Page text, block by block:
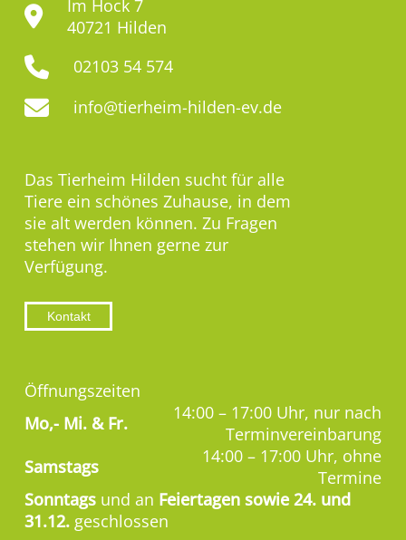
Im Hock 7
40721 Hilden
02103 54 574
info@tierheim-hilden-ev.de
Das Tierheim Hilden sucht für alle
Tiere ein schönes Zuhause, in dem
sie alt werden können. Zu Fragen
stehen wir Ihnen gerne zur
Verfügung.
Kontakt
Öffnungszeiten
Mo,- Mi. & Fr.
14:00 – 17:00 Uhr, nur nach
Terminvereinbarung
Samstags
14:00 – 17:00 Uhr, ohne
Termine
Sonntags und an Feiertagen sowie 24. und
31.12. geschlossen